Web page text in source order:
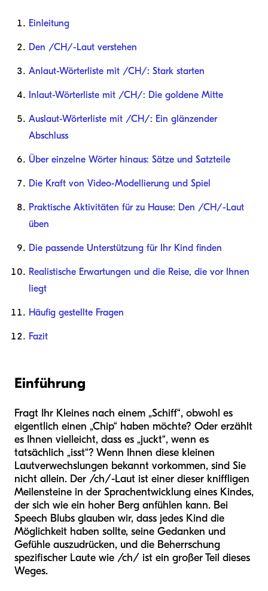
Einleitung
Den /CH/-Laut verstehen
Anlaut-Wörterliste mit /CH/: Stark starten
Inlaut-Wörterliste mit /CH/: Die goldene Mitte
Auslaut-Wörterliste mit /CH/: Ein glänzender
Abschluss
Über einzelne Wörter hinaus: Sätze und Satzteile
Die Kraft von Video-Modellierung und Spiel
Praktische Aktivitäten für zu Hause: Den /CH/-Laut
üben
Die passende Unterstützung für Ihr Kind finden
Realistische Erwartungen und die Reise, die vor Ihnen
liegt
Häufig gestellte Fragen
Fazit
Einführung
Fragt Ihr Kleines nach einem „Schiff“, obwohl es
eigentlich einen „Chip“ haben möchte? Oder erzählt
es Ihnen vielleicht, dass es „juckt“, wenn es
tatsächlich „isst“? Wenn Ihnen diese kleinen
Lautverwechslungen bekannt vorkommen, sind Sie
nicht allein. Der /ch/-Laut ist einer dieser kniffligen
Meilensteine in der Sprachentwicklung eines Kindes,
der sich wie ein hoher Berg anfühlen kann. Bei
Speech Blubs glauben wir, dass jedes Kind die
Möglichkeit haben sollte, seine Gedanken und
Gefühle auszudrücken, und die Beherrschung
spezifischer Laute wie /ch/ ist ein großer Teil dieses
Weges.